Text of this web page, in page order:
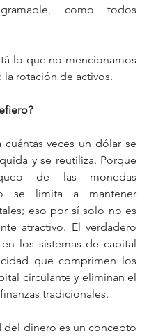
como todos
lo que no mencionamos
la rotación de activos.
veces un dólar se
y se reutiliza. Porque
de las monedas
se limita a mantener
eso por sí solo no es
atractivo. El verdadero
los sistemas de capital
que comprimen los
circulante y eliminan el
tradicionales.
del dinero es un concepto